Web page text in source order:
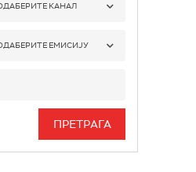
КАНАЛ
РАДИО БЕОГРАД 1
РАДИО БЕОГРАД 3
ЕМИСИЈУ
ИНФО